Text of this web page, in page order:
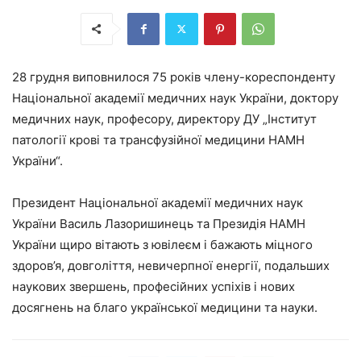
28 грудня виповнилося 75 років члену-кореспонденту
Національної академії медичних наук України, доктору
медичних наук, професору, директору ДУ „Інститут
патології крові та трансфузійної медицини НАМН
України“.
Президент Національної академії медичних наук
України Василь Лазоришинець та Президія НАМН
України щиро вітають з ювілеєм і бажають міцного
здоров’я, довголіття, невичерпної енергії, подальших
наукових звершень, професійних успіхів і нових
досягнень на благо української медицини та науки.